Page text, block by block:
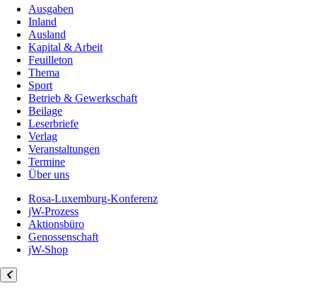
Ausgaben
Inland
Ausland
Kapital & Arbeit
Feuilleton
Thema
Sport
Betrieb & Gewerkschaft
Beilage
Leserbriefe
Verlag
Veranstaltungen
Termine
Über uns
Rosa-Luxemburg-Konferenz
jW-Prozess
Aktionsbüro
Genossenschaft
jW-Shop